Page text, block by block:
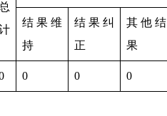
总
结果维
持
结果纠
正
其他结
果
0 0 0